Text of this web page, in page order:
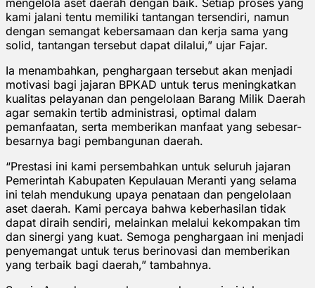
kami jalani tentu memiliki tantangan tersendiri, namun
dengan semangat kebersamaan dan kerja sama yang
solid, tantangan tersebut dapat dilalui,” ujar Fajar.
Ia menambahkan, penghargaan tersebut akan menjadi
motivasi bagi jajaran BPKAD untuk terus meningkatkan
kualitas pelayanan dan pengelolaan Barang Milik Daerah
agar semakin tertib administrasi, optimal dalam
pemanfaatan, serta memberikan manfaat yang sebesar-
besarnya bagi pembangunan daerah.
“Prestasi ini kami persembahkan untuk seluruh jajaran
Pemerintah Kabupaten Kepulauan Meranti yang selama
ini telah mendukung upaya penataan dan pengelolaan
aset daerah. Kami percaya bahwa keberhasilan tidak
dapat diraih sendiri, melainkan melalui kekompakan tim
dan sinergi yang kuat. Semoga penghargaan ini menjadi
penyemangat untuk terus berinovasi dan memberikan
yang terbaik bagi daerah,” tambahnya.